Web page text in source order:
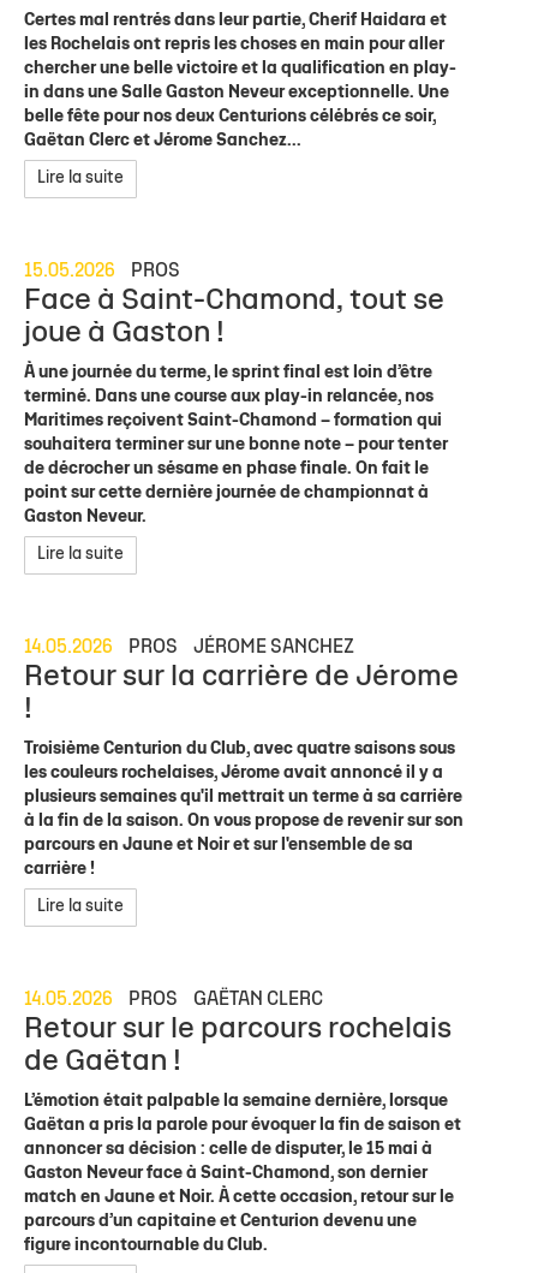
Certes mal rentrés dans leur partie, Cherif Haidara et
les Rochelais ont repris les choses en main pour aller
chercher une belle victoire et la qualification en play-
in dans une Salle Gaston Neveur exceptionnelle. Une
belle fête pour nos deux Centurions célébrés ce soir,
Gaëtan Clerc et Jérome Sanchez...
Lire la suite
15.05.2026 PROS
Face à Saint-Chamond, tout se
joue à Gaston !
À une journée du terme, le sprint final est loin d’être
terminé. Dans une course aux play-in relancée, nos
Maritimes reçoivent Saint-Chamond – formation qui
souhaitera terminer sur une bonne note – pour tenter
de décrocher un sésame en phase finale. On fait le
point sur cette dernière journée de championnat à
Gaston Neveur.
Lire la suite
14.05.2026 PROS JÉROME SANCHEZ
Retour sur la carrière de Jérome
!
Troisième Centurion du Club, avec quatre saisons sous
les couleurs rochelaises, Jérome avait annoncé il y a
plusieurs semaines qu'il mettrait un terme à sa carrière
à la fin de la saison. On vous propose de revenir sur son
parcours en Jaune et Noir et sur l'ensemble de sa
carrière !
Lire la suite
14.05.2026 PROS GAËTAN CLERC
Retour sur le parcours rochelais
de Gaëtan !
L’émotion était palpable la semaine dernière, lorsque
Gaëtan a pris la parole pour évoquer la fin de saison et
annoncer sa décision : celle de disputer, le 15 mai à
Gaston Neveur face à Saint-Chamond, son dernier
match en Jaune et Noir. À cette occasion, retour sur le
parcours d’un capitaine et Centurion devenu une
figure incontournable du Club.